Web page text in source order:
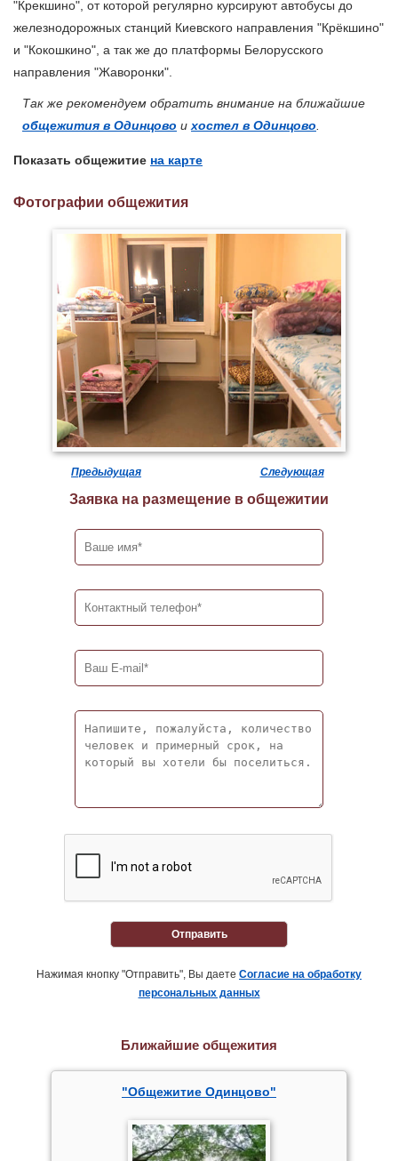
"Крекшино", от которой регулярно курсируют автобусы до
железнодорожных станций Киевского направления "Крёкшино"
и "Кокошкино", а так же до платформы Белорусского
направления "Жаворонки".
Так же рекомендуем обратить внимание на ближайшие
общежития в Одинцово ихостел в Одинцово.
Показать общежитие на карте
Фотографии общежития
Предыдущая Следующая
Заявка на размещение в общежитии
Отправить
Нажимая кнопку "Отправить", Вы даете Согласие на обработку
персональных данных
Ближайшие общежития
"Общежитие Одинцово"